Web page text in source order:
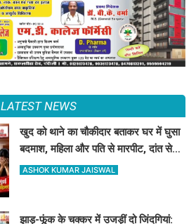
LATEST NEWS
खुद को थाने का चौकीदार बताकर घर में घुसा
बदमाश, महिला और पति से मारपीट, दांत से
काटा
ASHOK KUMAR JAISWAL
झाड़-फूंक के चक्कर में उजड़ीं दो जिंदगियां: